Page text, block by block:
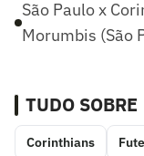
São Paulo x
Morumbis (São
TUDO SOBRE
Corinthians